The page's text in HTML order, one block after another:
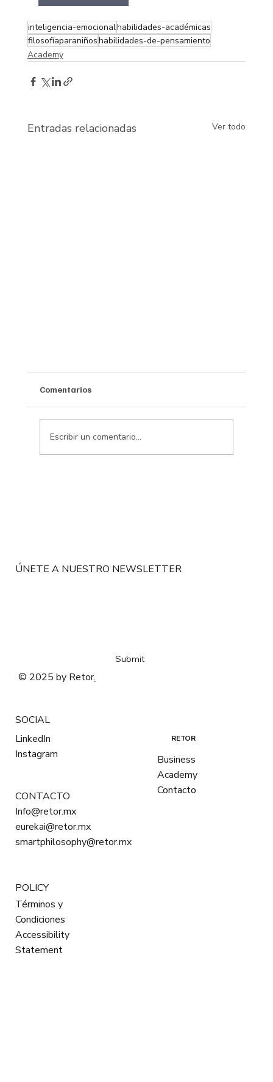
inteligencia-emocionalhabilidades-académicas
filosofíaparaniñoshabilidades-de-pensamiento
Academy
Entradas relacionadas Ver todo
Comentarios
Escribir un comentario...
ÚNETE A NUESTRO NEWSLETTER
Submit
© 2025 by Retor.
SOCIAL
LinkedIn
Instagram
CONTACTO
Info@retor.mx
eurekai@retor.mx
smartphilosophy@retor.mx
POLICY
Términos y
Condiciones
Accessibility
Statement
RETOR
Business
Academy
Contacto